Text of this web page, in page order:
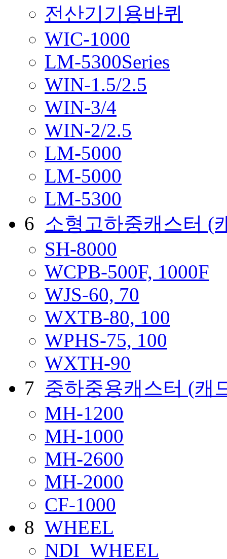
전산기기용바퀴
WIC-1000
LM-5300Series
WIN-1.5/2.5
WIN-3/4
WIN-2/2.5
LM-5000
LM-5000
LM-5300
6 소형고하중캐스터 (
SH-8000
WCPB-500F, 1000F
WJS-60, 70
WXTB-80, 100
WPHS-75, 100
WXTH-90
7 중하중용캐스터 (캐
MH-1200
MH-1000
MH-2600
MH-2000
CF-1000
8 WHEEL
NDI_WHEEL